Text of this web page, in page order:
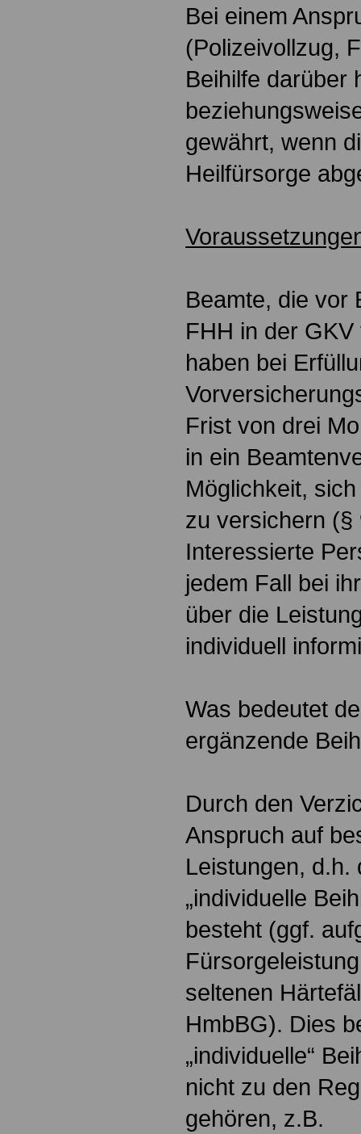
Bei einem
(Polizeivollzug,
Beihilfe darüber
gewährt, wenn
Heilfürsorge
Beamte, die vor
FHH in der
haben bei
Frist von drei
in ein
Möglichkeit,
zu versichern (§
Interessierte
jedem Fall bei
über die
individuell
Was bedeutet
ergänzende
Durch den
Anspruch auf
Leistungen, d.h.
„individuelle
besteht (ggf.
seltenen
HmbBG). Dies
„individuelle“
nicht zu den
gehören, z.B.